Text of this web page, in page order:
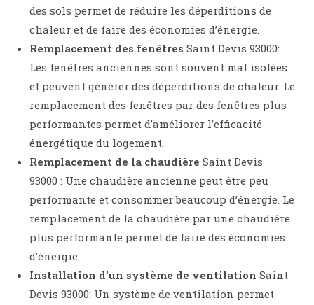
des sols permet de réduire les déperditions de
chaleur et de faire des économies d’énergie.
Remplacement des fenêtres Saint Devis 93000:
Les fenêtres anciennes sont souvent mal isolées
et peuvent générer des déperditions de chaleur. Le
remplacement des fenêtres par des fenêtres plus
performantes permet d’améliorer l’efficacité
énergétique du logement.
Remplacement de la chaudière Saint Devis
93000 : Une chaudière ancienne peut être peu
performante et consommer beaucoup d’énergie. Le
remplacement de la chaudière par une chaudière
plus performante permet de faire des économies
d’énergie.
Installation d’un système de ventilation Saint
Devis 93000: Un système de ventilation permet